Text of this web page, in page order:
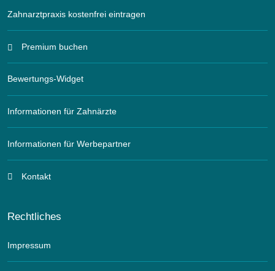
Zahnarztpraxis kostenfrei eintragen
Premium buchen
Bewertungs-Widget
Informationen für Zahnärzte
Informationen für Werbepartner
Kontakt
Rechtliches
Impressum